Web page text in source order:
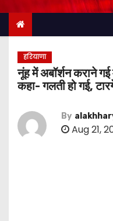
हरियाणा
नूंह में अबॉर्शन कराने
कहा- गलती हो गई,
By
Aug 21,